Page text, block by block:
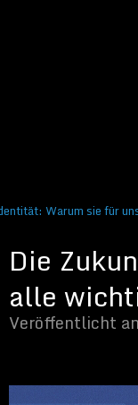
Warum sie für